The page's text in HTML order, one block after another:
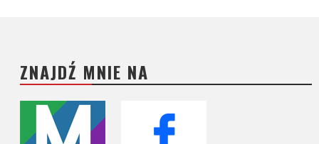
ZNAJDŹ MNIE NA